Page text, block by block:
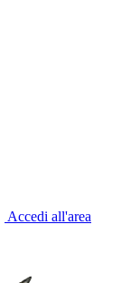
Accedi all'area